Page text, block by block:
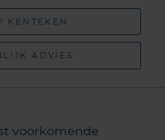
KENTEKEN
ADVIES
voorkomende